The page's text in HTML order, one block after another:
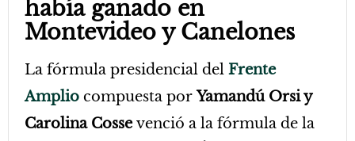
había ganado en
Montevideo y Canelones
La fórmula presidencial del Frente
Amplio compuesta por Yamandú Orsi y
Carolina Cossevenció a la fórmula de la